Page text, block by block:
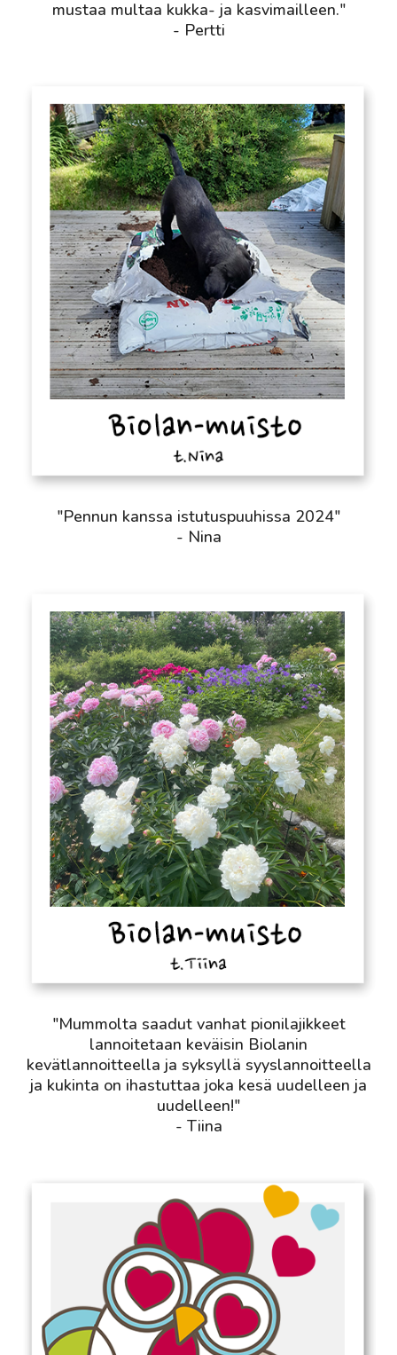
mustaa multaa kukka- ja kasvimailleen."
- Pertti
"Pennun kanssa istutuspuuhissa 2024"
- Nina
"Mummolta saadut vanhat pionilajikkeet
lannoitetaan keväisin Biolanin
kevätlannoitteella ja syksyllä syyslannoitteella
ja kukinta on ihastuttaa joka kesä uudelleen ja
uudelleen!"
- Tiina